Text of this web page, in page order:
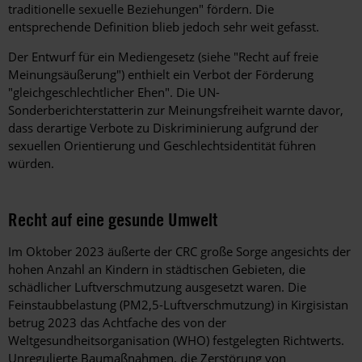
traditionelle sexuelle Beziehungen" fördern. Die
entsprechende Definition blieb jedoch sehr weit gefasst.
Der Entwurf für ein Mediengesetz (siehe "Recht auf freie
Meinungsäußerung") enthielt ein Verbot der Förderung
"gleichgeschlechtlicher Ehen". Die UN-
Sonderberichterstatterin zur Meinungsfreiheit warnte davor,
dass derartige Verbote zu Diskriminierung aufgrund der
sexuellen Orientierung und Geschlechtsidentität führen
würden.
Recht auf eine gesunde Umwelt
Im Oktober 2023 äußerte der CRC große Sorge angesichts der
hohen Anzahl an Kindern in städtischen Gebieten, die
schädlicher Luftverschmutzung ausgesetzt waren. Die
Feinstaubbelastung (PM2,5-Luftverschmutzung) in Kirgisistan
betrug 2023 das Achtfache des von der
Weltgesundheitsorganisation (WHO) festgelegten Richtwerts.
Unregulierte Baumaßnahmen, die Zerstörung von